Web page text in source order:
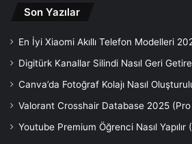
Son Yazılar
En İyi Xiaomi Akıllı Telefon Modelleri
Digitürk Kanallar Silindi Nasıl Geri
Canva’da Fotoğraf Kolajı Nasıl
Valorant Crosshair Database 2025 (Pro
Youtube Premium Öğrenci Nasıl Yapılır